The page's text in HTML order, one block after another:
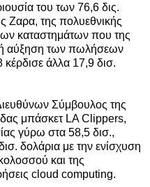
του των 76,6 δις.
Ζαρα, της πολυεθνικής
καταστημάτων που της
αύξηση των πωλήσεων
κέρδισε άλλα 17,9 δισ.
Σύμβουλος της
μπάσκετ LA Clippers,
γύρω στα 58,5 δισ.,
δολάρια με την ενίσχυση
και της
cloud computing.